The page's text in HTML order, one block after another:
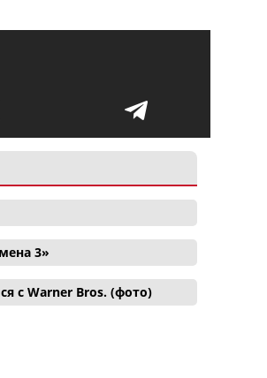
3»
с Warner Bros. (фото)